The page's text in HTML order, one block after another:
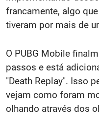
francamente, algo
tiveram por mais de
O PUBG Mobile
passos e está
"Death Replay". Isso
vejam como foram
olhando através dos